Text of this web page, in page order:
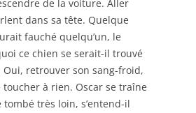
de la voiture. Aller
dans sa tête. Quelque
fauché quelqu’un, le
ce chien se serait-il trouvé
Oui, retrouver son sang-froid,
toucher à rien. Oscar se traîne
très loin, s’entend-il